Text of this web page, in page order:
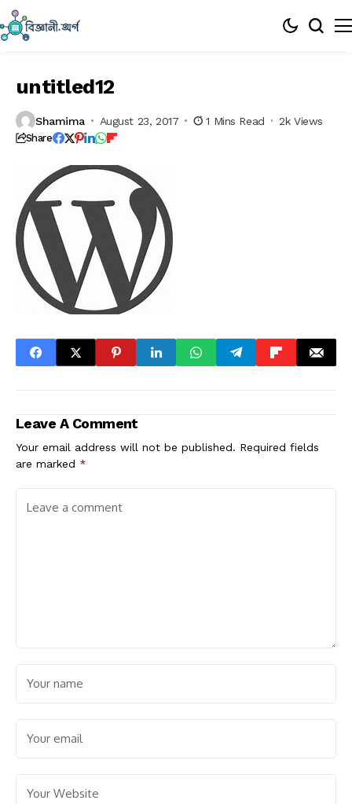
untitled12
Shamima August 23, 2017 1 Mins Read 2k Views
Share
Leave A Comment
Your email address will not be published. Required fields
are marked *